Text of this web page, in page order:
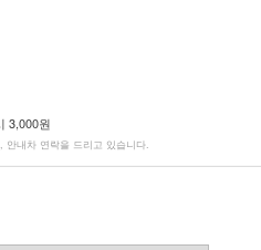
3,000원
안내차 연락을 드리고 있습니다.